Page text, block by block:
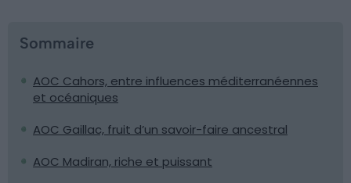
Sommaire
AOC Cahors, entre influences méditerranéennes
et océaniques
AOC Gaillac, fruit d’un savoir-faire ancestral
AOC Madiran, riche et puissant